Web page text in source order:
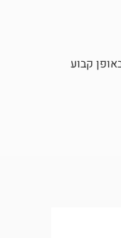
/ שירותים באופן קבוע